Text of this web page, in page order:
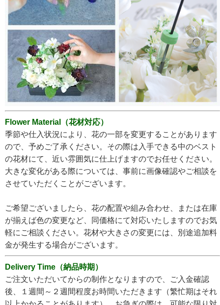
Flower Material（花材対応）
季節や仕入状況により、花の一部を変更することがあります
ので、予めご了承ください。その際は入手できる中のベスト
の花材にて、近い雰囲気に仕上げますのでお任せください。
大きな変化がある際については、事前に画像確認やご相談を
させていただくことがございます。
ご希望ございましたら、花の配置や組み合わせ、または在庫
が揃えば色の変更など、同価格にて対応いたしますのでお気
軽にご相談ください。花材や大きさの変更には、別途追加料
金が発生する場合がございます。
Delivery Time（納品時期）
ご注文いただいてからの制作となりますので、ご入金確認
後、１週間～２週間程度お時間いただきます（繁忙期はそれ